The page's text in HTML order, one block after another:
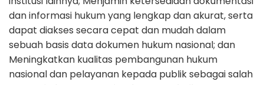
dan informasi hukum yang lengkap dan akurat, serta
dapat diakses secara cepat dan mudah dalam
sebuah basis data dokumen hukum nasional; dan
Meningkatkan kualitas pembangunan hukum
nasional dan pelayanan kepada publik sebagai salah